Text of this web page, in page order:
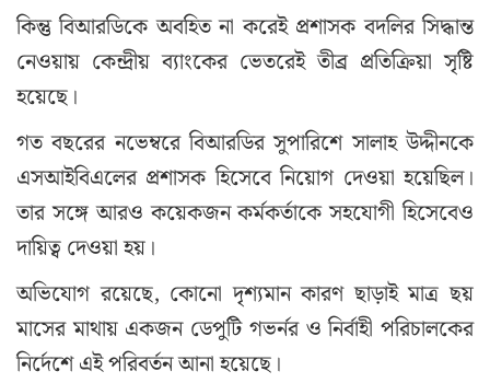
কিন্তু বিআরডিকে অবহিত না করেই প্রশাসক বদলির সিদ্ধান্ত
নেওয়ায় কেন্দ্রীয় ব্যাংকের ভেতরেই তীব্র প্রতিক্রিয়া সৃষ্টি
হয়েছে।
গত বছরের নভেম্বরে বিআরডির সুপারিশে সালাহ উদ্দীনকে
এসআইবিএলের প্রশাসক হিসেবে নিয়োগ দেওয়া হয়েছিল।
তার সঙ্গে আরও কয়েকজন কর্মকর্তাকে সহযোগী হিসেবেও
দায়িত্ব দেওয়া হয়।
অভিযোগ রয়েছে, কোনো দৃশ্যমান কারণ ছাড়াই মাত্র ছয়
মাসের মাথায় একজন ডেপুটি গভর্নর ও নির্বাহী পরিচালকের
নির্দেশে এই পরিবর্তন আনা হয়েছে।